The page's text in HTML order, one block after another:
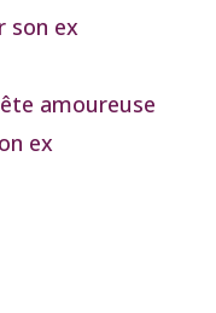
son ex
amoureuse
ex